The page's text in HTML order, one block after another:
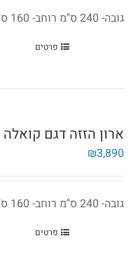
₪3,680.
₪2,910.
גובה- 240 ס"מ רוחב- 160 ס"מ עומק- 60 ס"מ
פרטים
ארון הזזה דגם קואלה
₪3,890
גובה- 240 ס"מ רוחב- 160 ס"מ עומק- 60 ס"מ
פרטים